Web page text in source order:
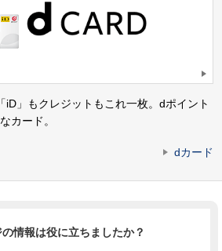
iD」もクレジットもこれ一枚。dポイント
カード。
dカード
情報は役に立ちましたか？